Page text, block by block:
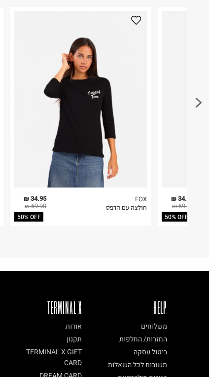
34.95 ₪
69.90 ₪
50% OFF
FOX
חולצה עם הדפס
34.95 ₪
69.90 ₪
50% OFF
TERMINAL X
אודות
תקנון
TERMINAL X GIFT
CARD
HELP
משלוחים
החזרות/ החלפות
ביטול עסקה
תשובות לכל השאלות